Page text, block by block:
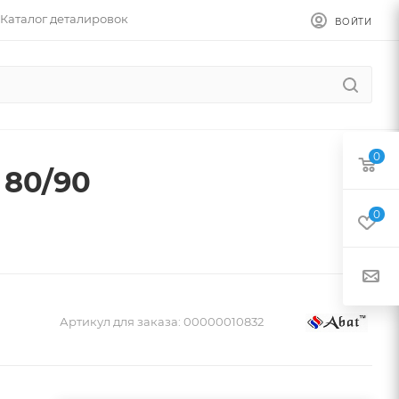
Каталог деталировок ВОЙТИ
90
Артикул для заказа: 00000010832
0
0